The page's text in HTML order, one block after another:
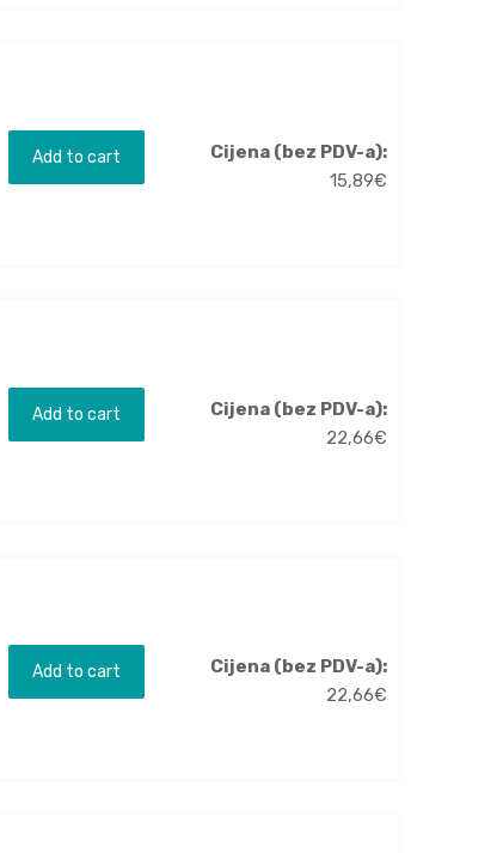
Add to cart
Cijena (bez PDV-a):
15,89€
Add to cart
Cijena (bez PDV-a):
22,66€
Add to cart
Cijena (bez PDV-a):
22,66€